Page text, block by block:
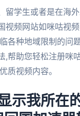
留学生或者是在海
视频网站如咪咕视
各种地域限制的问
,帮助您轻松注册咪
质视频内容。
示我所在